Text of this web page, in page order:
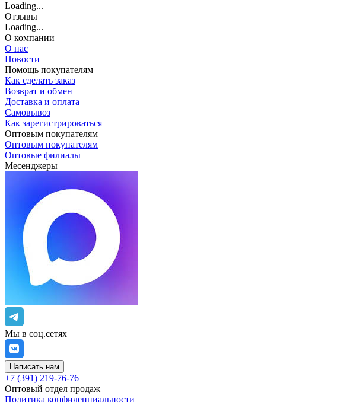
Loading...
Отзывы
Loading...
О компании
О нас
Новости
Помощь покупателям
Как сделать заказ
Возврат и обмен
Доставка и оплата
Самовывоз
Как зарегистрироваться
Оптовым покупателям
Оптовым покупателям
Оптовые филиалы
Месенджеры
Мы в соц.сетях
Написать нам
+7 (391) 219-76-76
Оптовый отдел продаж
Политика конфиденциальности